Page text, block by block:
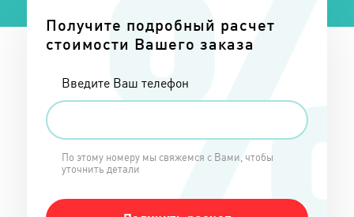
Получите подробный расчет
стоимости Вашего заказа
Введите Ваш телефон
По этому номеру мы свяжемся с Вами, чтобы
уточнить детали